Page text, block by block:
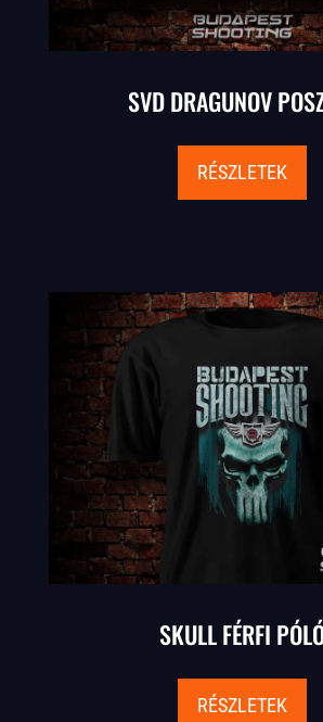
SVD DRAGUNOV
RÉSZLETEK
SKULL FÉRFI
RÉSZLETEK